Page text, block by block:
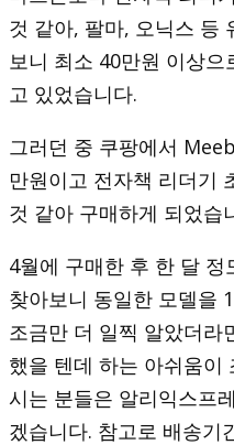
것 같아, 팔마, 오닉스 등
보니 최소 40만원 이상
고 있었습니다.
그러던 중 쿠팡에서
만원이고 전자책 리더기
것 같아 구매하게 되었습
4월에 구매한 후 한 달
찾아보니 동일한 모델을
조금만 더 일찍 알았더라
했을 텐데 하는 아쉬움이
시는 분들은 알리익스프
겠습니다. 참고로 배송기